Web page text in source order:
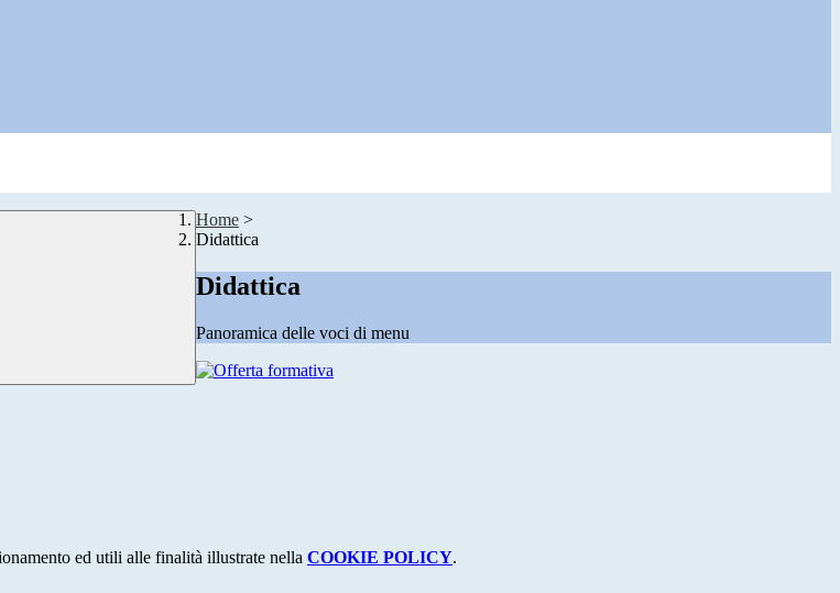
Home >
Didattica
Didattica
Panoramica delle voci di menu
ed utili alle finalità illustrate nella COOKIE POLICY.